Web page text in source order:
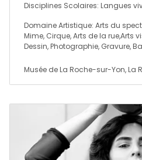
Disciplines Scolaires: Langues
Domaine Artistique: Arts du
Mime, Cirque, Arts de la rue,Arts
Dessin, Photographie, Gravure,
Musée de La Roche-sur-Yon, La